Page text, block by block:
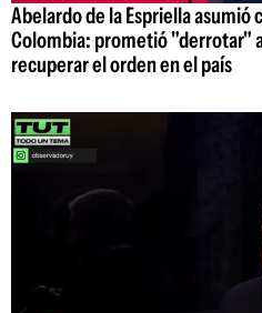
Abelardo de la Espriella asumió
Colombia: prometió "derrotar"
recuperar el orden en el país